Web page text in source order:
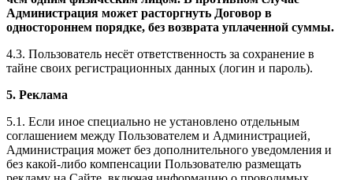
Администрация может расторгнуть Договор в
одностороннем порядке, без возврата уплаченной суммы.
4.3. Пользователь несёт ответственность за сохранение в
тайне своих регистрационных данных (логин и пароль).
5. Реклама
5.1. Если иное специально не установлено отдельным
соглашением между Пользователем и Администрацией,
Администрация может без дополнительного уведомления и
без какой-либо компенсации Пользователю размещать